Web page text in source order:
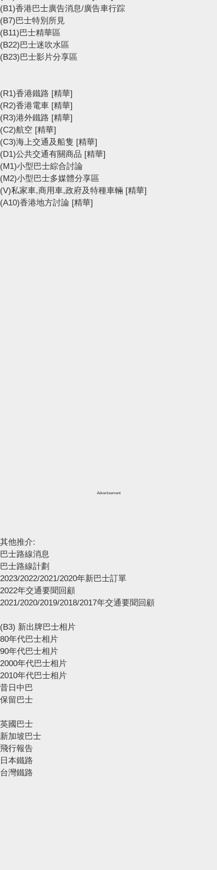
(B1)香港巴士廣告消息/廣告車行踪
(B7)巴士特別所見
(B11)巴士精華區
(B22)巴士迷吹水區
(B23)巴士影片分享區
(R1)香港鐵路 [精華]
(R2)香港電車 [精華]
(R3)港外鐵路 [精華]
(C2)航空 [精華]
(C3)海上交通及船隻 [精華]
(D1)公共交通有關商品 [精華]
(M1)小型巴士綜合討論
(M2)小型巴士多媒體分享區
(V)私家車,商用車,政府及特種車輛 [精華]
(A10)香港地方討論 [精華]
Advertisement
其他推介:
巴士路線消息
巴士路線計劃
2023/2022/2021/2020年新巴士訂單
2022年交通要聞回顧
2021/2020/2019/2018/2017年交通要聞回顧
(B3) 新出牌巴士相片
80年代巴士相片
90年代巴士相片
2000年代巴士相片
2010年代巴士相片
昔日中巴
保留巴士
英國巴士
新加坡巴士
飛行報告
日本鐵路
台灣鐵路